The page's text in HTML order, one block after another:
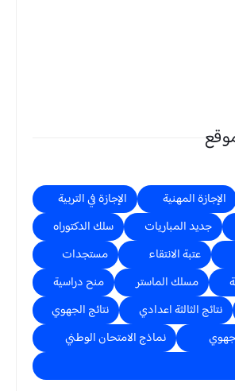
الإجازة المهنية
الإجازة في التربية
جديد المباريات
سلك الدكتوراه
عتبة الانتقاء
مستجدات
مسلك الماستر
منح دراسية
نتائج الثالثة اعدادي
نتائج الجهوي
نماذج الامتحان الوطني